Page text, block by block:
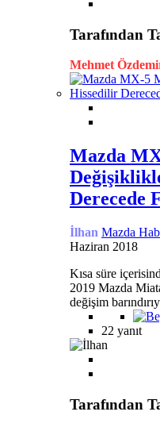
Tarafından
Mehmet
Mazda
Derecede
İlhan Mazda
Haziran 2018
Kısa süre
2019 Mazda
değişim
22 yanıt
Tarafından